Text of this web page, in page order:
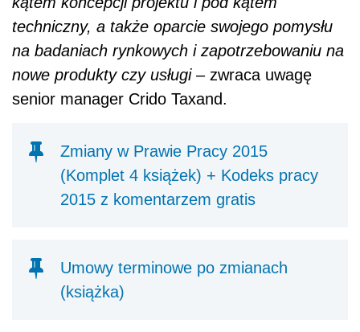
techniczny, a także oparcie swojego pomysłu
na badaniach rynkowych i zapotrzebowaniu na
nowe produkty czy usługi – zwraca uwagę
senior manager Crido Taxand.
Zmiany w Prawie Pracy 2015
(Komplet 4 książek) + Kodeks pracy
2015 z komentarzem gratis
Umowy terminowe po zmianach
(książka)